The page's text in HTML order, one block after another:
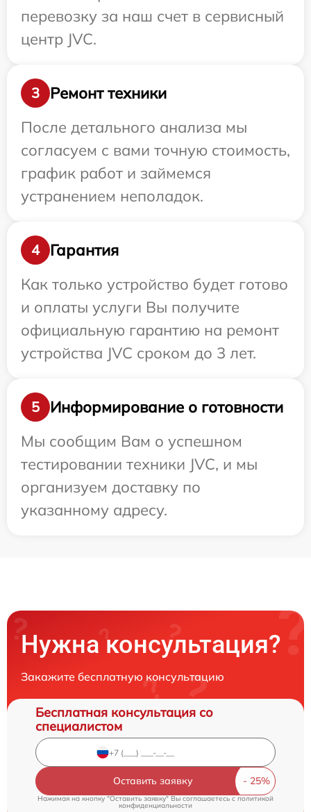
перевозку за наш счет в сервисный
центр JVC.
3
Ремонт техники
После детального анализа мы
согласуем с вами точную стоимость,
график работ и займемся
устранением неполадок.
4
Гарантия
Как только устройство будет готово
и оплаты услуги Вы получите
официальную гарантию на ремонт
устройства JVC сроком до 3 лет.
5
Информирование о готовности
Мы сообщим Вам о успешном
тестировании техники JVC, и мы
организуем доставку по
указанному адресу.
Нужна консультация?
Закажите бесплатную консультацию
Бесплатная консультация со
специалистом
Оставить заявку
Нажимая на кнопку "Оставить заявку" Вы соглашаетесь cполитикой
конфиденциальности